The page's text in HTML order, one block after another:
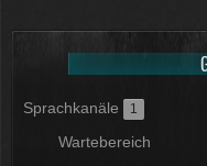
Sprachkanäle 1
Wartebereich